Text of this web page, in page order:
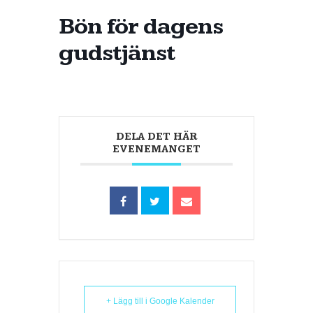
Bön för dagens
gudstjänst
DELA DET HÄR
EVENEMANGET
+ Lägg till i Google Kalender